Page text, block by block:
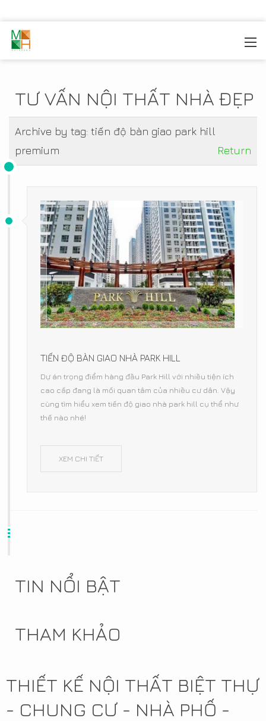
TƯ VẤN NỘI THẤT NHÀ ĐẸP
Archive by tag: tiến độ bàn giao park hill
premium
Return
TIẾN ĐỘ BÀN GIAO NHÀ PARK HILL
Dự án trọng điểm hàng đầu Park Hill với nhiều tiện ích
cao cấp đang là mối quan tâm của nhiều cư dân. Vậy
cùng tìm hiểu xem tiến độ giao nhà park hill cụ thể như
thế nào nhé!
XEM CHI TIẾT
TIN NỔI BẬT
THAM KHẢO
THIẾT KẾ NỘI THẤT BIỆT THỰ
- CHUNG CƯ - NHÀ PHỐ -